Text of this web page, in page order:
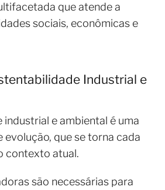
que atende a
sociais, econômicas e
Industrial e
e ambiental é uma
evolução, que se torna cada
contexto atual.
são necessárias para